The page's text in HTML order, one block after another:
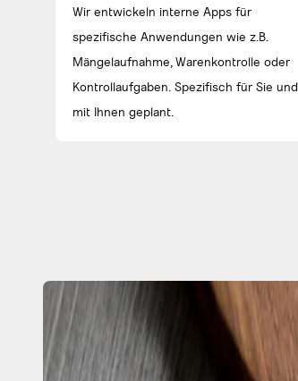
Wir entwickeln interne Apps für
spezifische Anwendungen wie z.B.
Mängelaufnahme, Warenkontrolle oder
Kontrollaufgaben. Spezifisch für Sie und
mit Ihnen geplant.